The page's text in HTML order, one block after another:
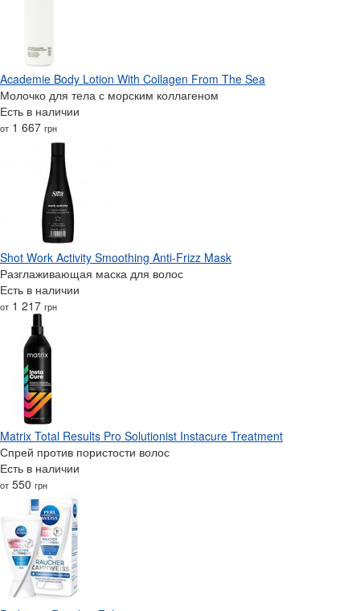
Academie Body Lotion With Collagen From The Sea
Молочко для тела с морским коллагеном
Есть в наличии
от 1 667 грн
Shot Work Activity Smoothing Anti-Frizz Mask
Разглаживающая маска для волос
Есть в наличии
от 1 217 грн
Matrix Total Results Pro Solutionist Instacure Treatment
Спрей против пористости волос
Есть в наличии
от 550 грн